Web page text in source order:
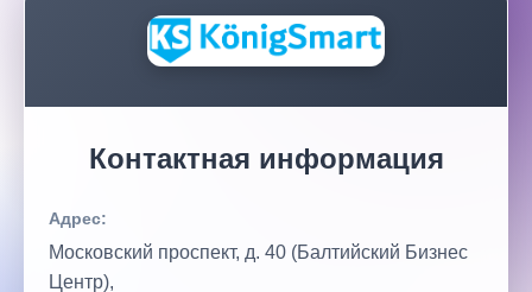
Контактная информация
Адрес:
Московский проспект, д. 40 (Балтийский Бизнес
Центр),